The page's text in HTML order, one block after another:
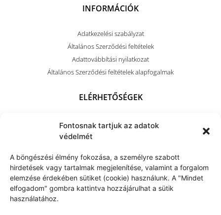
Fontosnak tartjuk az adatok
védelmét
A böngészési élmény fokozása, a személyre szabott
hirdetések vagy tartalmak megjelenítése, valamint a forgalom
elemzése érdekében sütiket (cookie) használunk. A "Mindet
elfogadom" gombra kattintva hozzájárulhat a sütik
használatához.
INFORMÁCIÓK
Adatkezelési szabályzat
Általános Szerződési feltételek
Adattovábbítási nyilatkozat
Általános Szerződési feltételek alapfogalmak
ELÉRHETŐSÉGEK
+36 (70) 703 4212
kapocsart@kapocsarthome.com